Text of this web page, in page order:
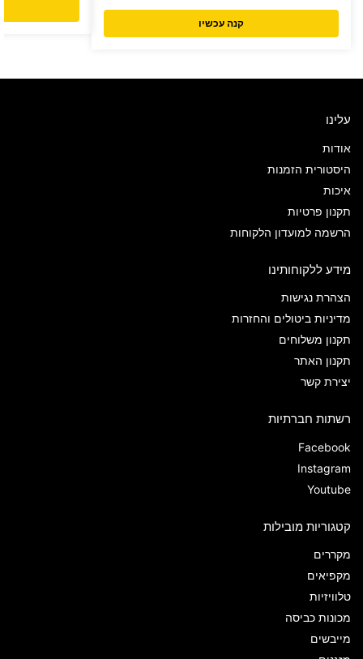
קנה עכשיו
עלינו
אודות
היסטורית הזמנות
איכות
תקנון פרטיות
הרשמה למועדון הלקוחות
מידע ללקוחותינו
הצהרת נגישות
מדיניות ביטולים והחזרות
תקנון משלוחים
תקנון האתר
יצירת קשר
רשתות חברתיות
Facebook
Instagram
Youtube
קטגוריות מובילות
מקררים
מקפיאים
טלוויזיות
מכונות כביסה
מייבשים